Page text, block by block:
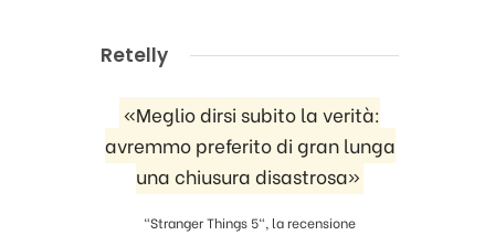
Retelly
«Meglio dirsi subito la verità:
avremmo preferito di gran lunga
una chiusura disastrosa»
"Stranger Things 5", la recensione